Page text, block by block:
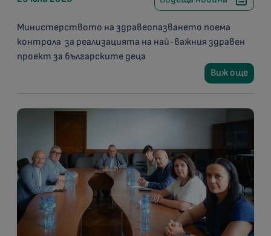
Министерството на здравеопазването поема
контрола за реализацията на най-важния здравен
проект за българските деца
Виж още